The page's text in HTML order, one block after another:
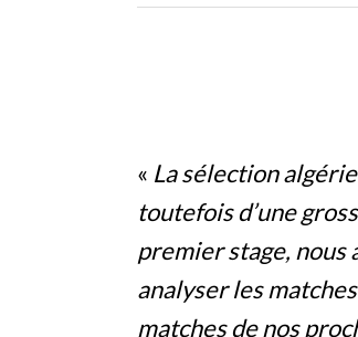
« La sélection
toutefois d’une
premier stage,
analyser les
matches de nos